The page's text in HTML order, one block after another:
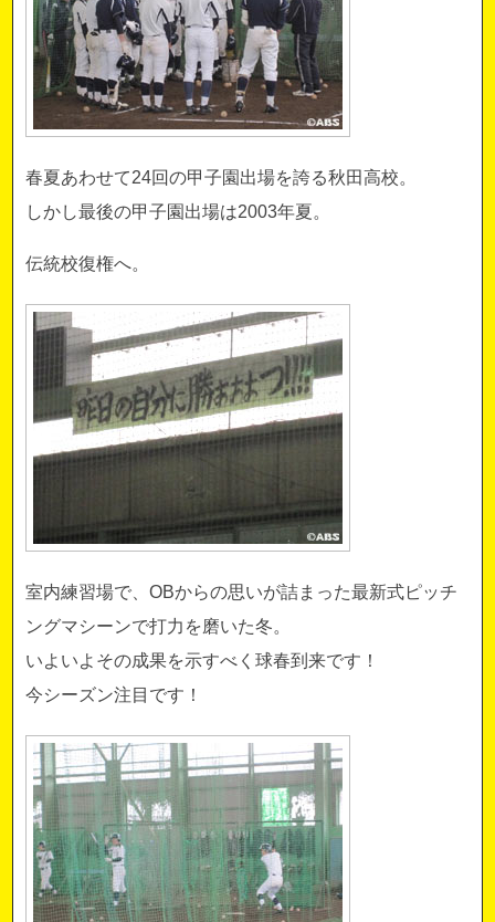
春夏あわせて24回の甲子園出場を誇る秋田高校。
しかし最後の甲子園出場は2003年夏。
伝統校復権へ。
室内練習場で、OBからの思いが詰まった最新式ピッチ
ングマシーンで打力を磨いた冬。
いよいよその成果を示すべく球春到来です！
今シーズン注目です！